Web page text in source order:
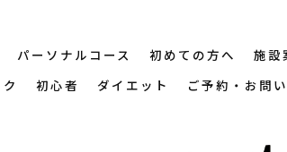
パーソナルコース 初めての方へ 施設
初心者 ダイエット ご予約・お問